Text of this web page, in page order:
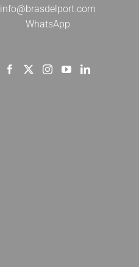
info@brasdelport.com
WhatsApp